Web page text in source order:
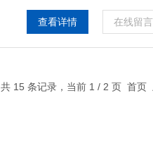
查看详情 在线留言
共 15 条记录，当前 1 / 2 页 首页